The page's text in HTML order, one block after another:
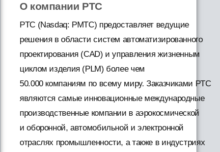
О компании PTC
PTC (Nasdaq: PMTC) предоставляет ведущие
решения в области систем автоматизированного
проектирования (CAD) и управления жизненным
циклом изделия (PLM) более чем
50.000 компаниям по всему миру. Заказчиками PTC
являются самые инновационные международные
производственные компании в аэрокосмической
и оборонной, автомобильной и электронной
отраслях промышленности, а также в индустриях